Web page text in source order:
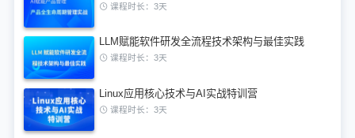
课程时长：3天
LLM赋能软件研发全流程技术架构与最佳实践
课程时长：3天
Linux应用核心技术与AI实战特训营
课程时长：3天